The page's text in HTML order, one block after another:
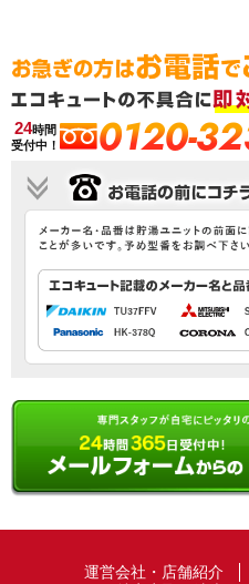
24時間
受付中！
0120-
運営会社・店舗紹介